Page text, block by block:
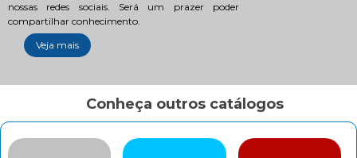
nossas redes sociais. Será um prazer poder
compartilhar conhecimento.
Veja mais
Conheça outros catálogos